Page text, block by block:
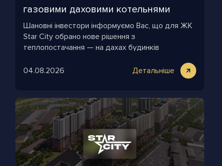
газовими даховими котельнями
Шановні інвестори інформуємо Вас, що для ЖК
Star City обрано нове рішення з
теплопостачання — на дахах будинків
04.08.2026
Детальніше